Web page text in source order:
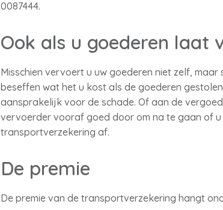
0087444.
Ook als u goederen laat
Misschien vervoert u uw goederen niet zelf,
beseffen wat het u kost als de goederen
aansprakelijk voor de schade. Of aan de
vervoerder vooraf goed door om na te gaan of
transportverzekering af.
De premie
De premie van de transportverzekering hangt